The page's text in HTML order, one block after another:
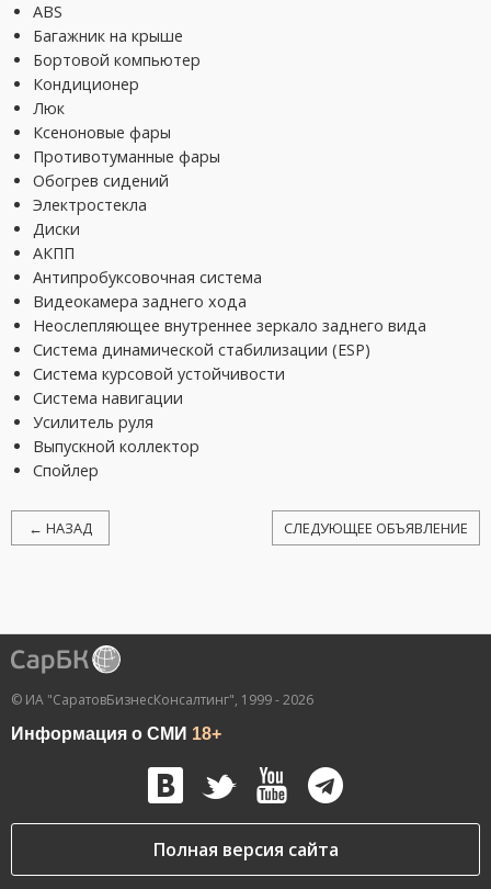
ABS
Багажник на крыше
Бортовой компьютер
Кондиционер
Люк
Ксеноновые фары
Противотуманные фары
Обогрев сидений
Электростекла
Диски
АКПП
Антипробуксовочная система
Видеокамера заднего хода
Неослепляющее внутреннее зеркало заднего вида
Система динамической стабилизации (ESP)
Система курсовой устойчивости
Система навигации
Усилитель руля
Выпускной коллектор
Спойлер
← НАЗАД СЛЕДУЮЩЕЕ ОБЪЯВЛЕНИЕ
© ИА "СаратовБизнесКонсалтинг", 1999 - 2026
Информация о СМИ 18+
Полная версия сайта